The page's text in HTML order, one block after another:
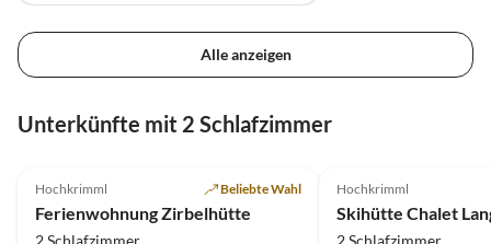
Alle anzeigen
Unterkünfte mit 2 Schlafzimmer
Hochkrimml Beliebte Wahl
Ferienwohnung Zirbelhütte
2 Schlafzimmer
Hochkrimml
2 Schlafzimmer